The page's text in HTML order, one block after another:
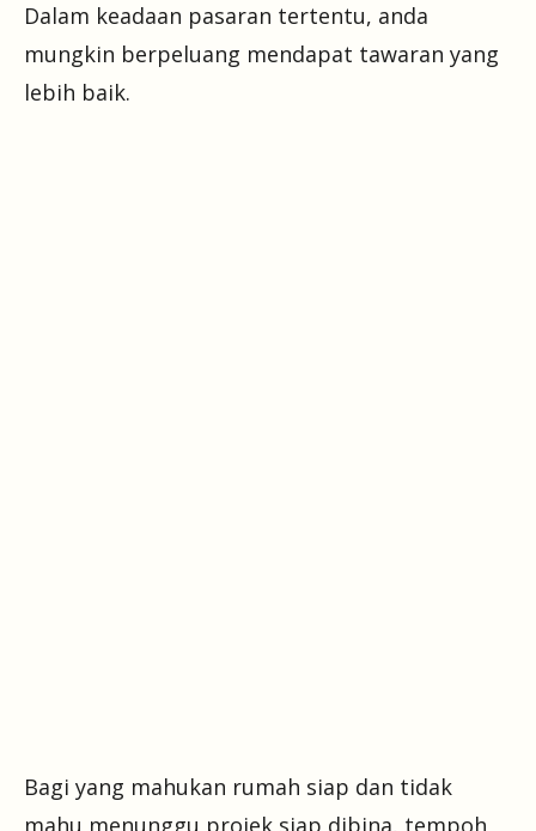
Dalam keadaan pasaran tertentu, anda
mungkin berpeluang mendapat tawaran yang
lebih baik.
Bagi yang mahukan rumah siap dan tidak
mahu menunggu projek siap dibina, tempoh